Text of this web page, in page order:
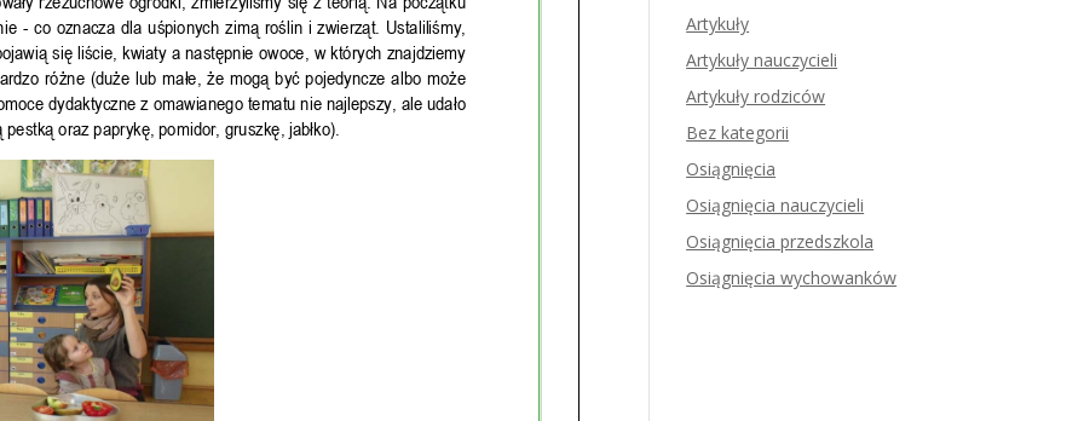
Artykuły
Artykuły nauczycieli
Artykuły rodziców
Bez kategorii
Osiągnięcia
Osiągnięcia nauczycieli
Osiągnięcia przedszkola
Osiągnięcia wychowanków